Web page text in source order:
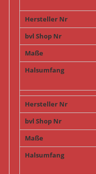
Hersteller Nr
bvl Shop Nr
Maße
Halsumfang
Hersteller Nr
bvl Shop Nr
Maße
Halsumfang